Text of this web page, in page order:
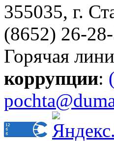
355035, г.
(8652) 26-
Горячая
коррупции: